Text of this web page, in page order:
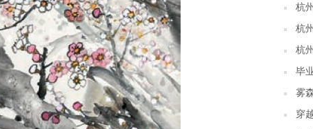
杭
杭
杭
毕
雾
穿